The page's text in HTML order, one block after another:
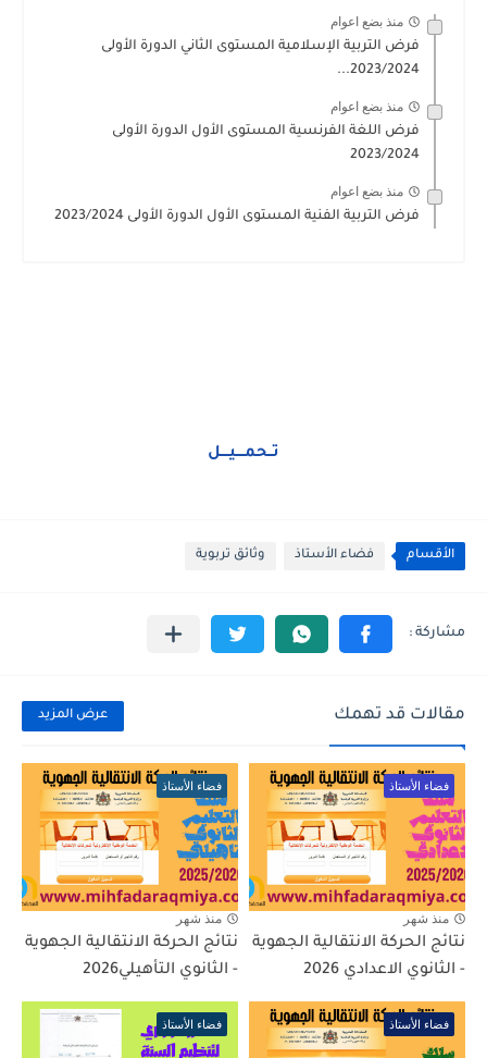
منذ بضع اعوام
فرض التربية الإسلامية المستوى الثاني الدورة الأولى
2023/2024...
منذ بضع اعوام
فرض اللغة الفرنسية المستوى الأول الدورة الأولى
2023/2024
منذ بضع اعوام
فرض التربية الفنية المستوى الأول الدورة الأولى 2023/2024
تــحمــــيــــل
الأقسام فضاء الأستاذ وثائق تربوية
مقالات قد تهمك عرض المزيد
فضاء الأستاذ
منذ شهر
نتائج الحركة الانتقالية الجهوية
- الثانوي الاعدادي 2026
فضاء الأستاذ
منذ شهر
نتائج الحركة الانتقالية الجهوية
- الثانوي التأهيلي2026
فضاء الأستاذ فضاء الأستاذ